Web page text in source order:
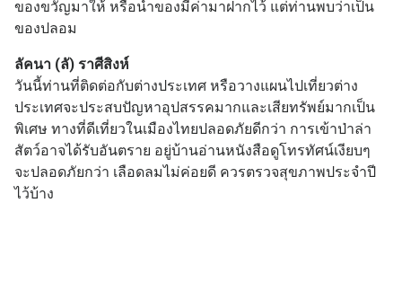
ของขวัญมาให้ หรือนำของมีค่ามาฝากไว้ แต่ท่านพบว่าเป็น
ของปลอม
ลัคนา (ลั) ราศีสิงห์
วันนี้ท่านที่ติดต่อกับต่างประเทศ หรือวางแผนไปเที่ยวต่าง
ประเทศจะประสบปัญหาอุปสรรคมากและเสียทรัพย์มากเป็น
พิเศษ ทางที่ดีเที่ยวในเมืองไทยปลอดภัยดีกว่า การเข้าป่าล่า
สัตว์อาจได้รับอันตราย อยู่บ้านอ่านหนังสือดูโทรทัศน์เงียบๆ
จะปลอดภัยกว่า เลือดลมไม่ค่อยดี ควรตรวจสุขภาพประจำปี
ไว้บ้าง